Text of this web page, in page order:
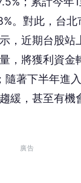
。對此，台北
，近期台股站
，將獲利資金
著下半年進
緩，甚至有機
廣告